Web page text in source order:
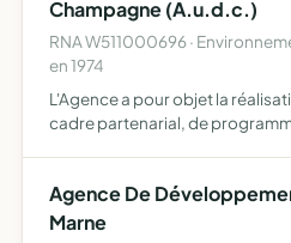
Champagne (A.u.d.c.)
RNA W511000696 ·
en 1974
L'Agence a pour objet la
cadre partenarial, de
Agence De
Marne